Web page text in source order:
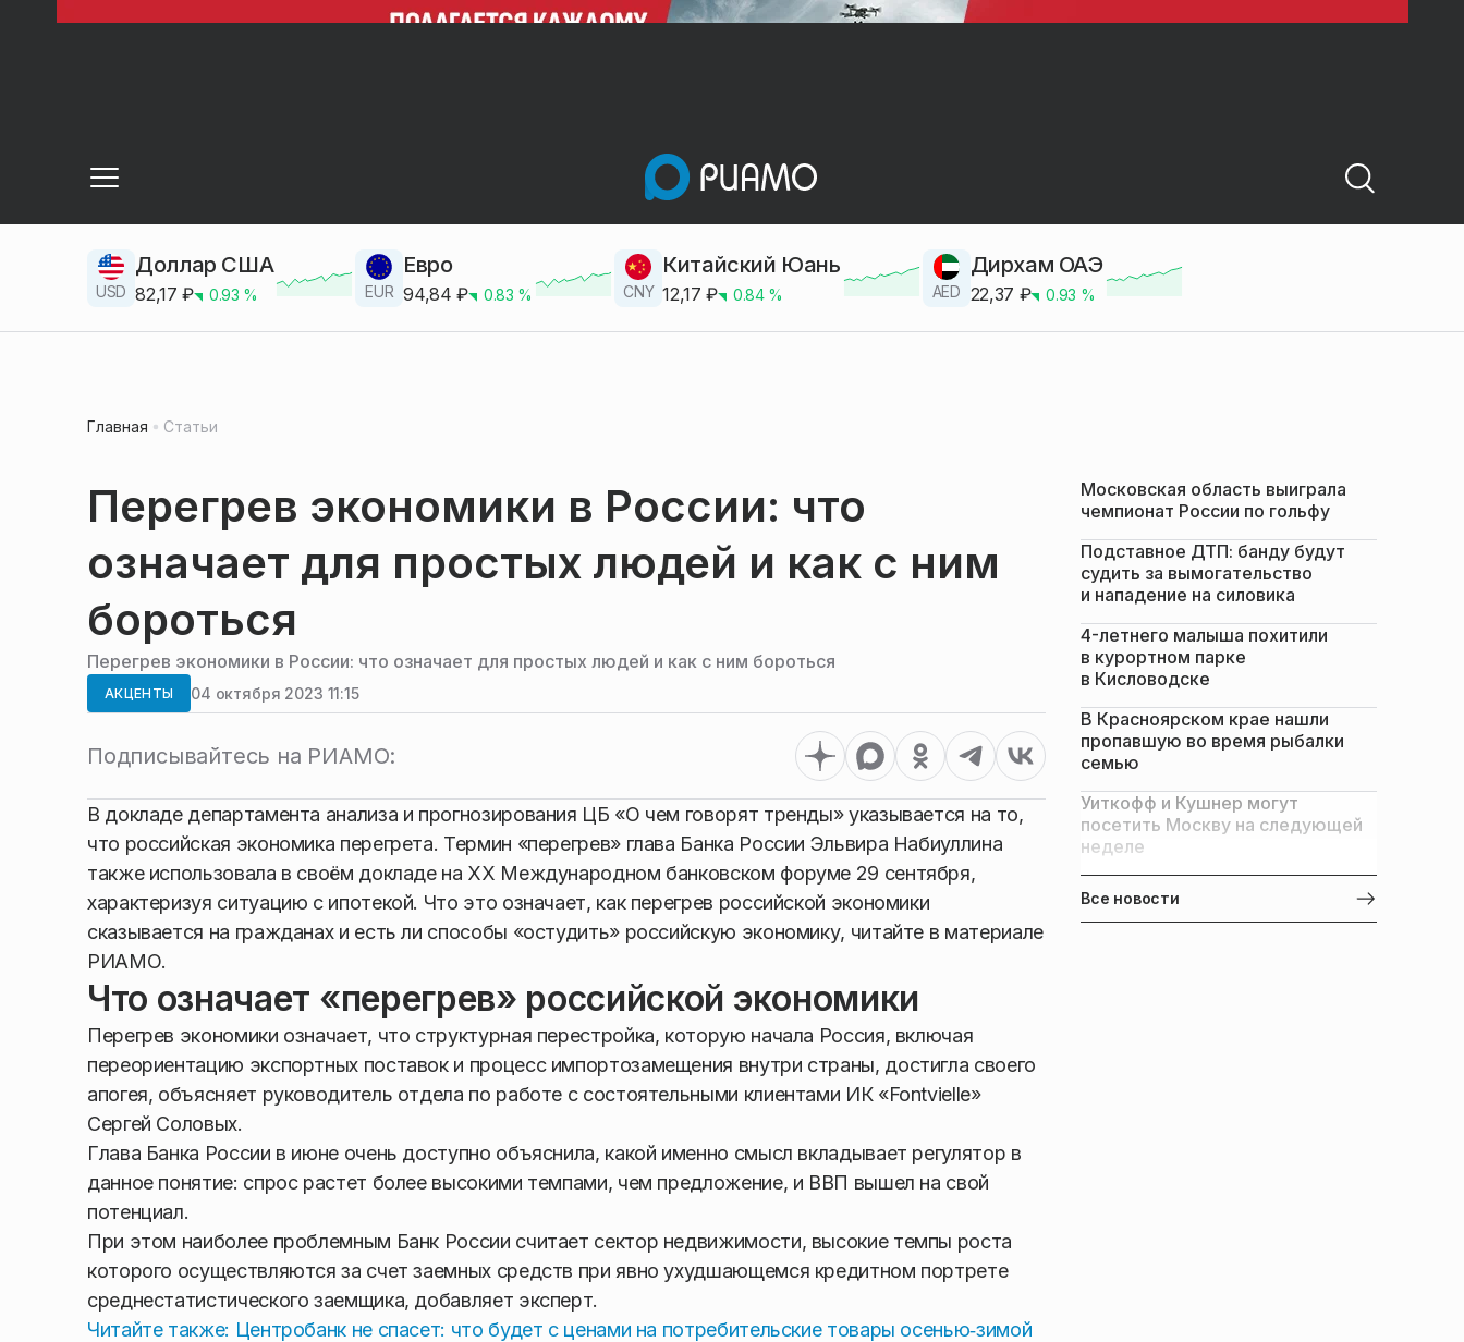
USD
Доллар США
82,17 ₽ 0.93 % EUR
Евро
94,84 ₽ 0.83 % CNY
Китайский Юань
12,17 ₽ 0.84% AED
Дирхам ОАЭ
22,37 ₽ 0.93 %
Главная Статьи
Перегрев экономики в России: что
означает для простых людей и как с ним
бороться
Перегрев экономики в России: что означает для простых людей и как с ним бороться
АКЦЕНТЫ 04 октября 2023 11:15
Подписывайтесь на РИАМО:
В докладе департамента анализа и прогнозирования ЦБ «О чем говорят тренды» указывается на то,
что российская экономика перегрета. Термин «перегрев» глава Банка России Эльвира Набиуллина
также использовала в своём докладе на XX Международном банковском форуме 29 сентября,
характеризуя ситуацию с ипотекой. Что это означает, как перегрев российской экономики
сказывается на гражданах и есть ли способы «остудить» российскую экономику, читайте в материале
РИАМО.
Что означает «перегрев» российской экономики
Перегрев экономики означает, что структурная перестройка, которую начала Россия, включая
переориентацию экспортных поставок и процесс импортозамещения внутри страны, достигла своего
апогея, объясняет руководитель отдела по работе с состоятельными клиентами ИК «Fontvielle»
Сергей Соловых.
Глава Банка России в июне очень доступно объяснила, какой именно смысл вкладывает регулятор в
данное понятие: спрос растет более высокими темпами, чем предложение, и ВВП вышел на свой
потенциал.
При этом наиболее проблемным Банк России считает сектор недвижимости, высокие темпы роста
которого осуществляются за счет заемных средств при явно ухудшающемся кредитном портрете
среднестатистического заемщика, добавляет эксперт.
Читайте также: Центробанк не спасет: что будет с ценами на потребительские товары осенью‑зимой
Московская область выиграла
чемпионат России по гольфу
Подставное ДТП: банду будут
судить за вымогательство
и нападение на силовика
4-летнего малыша похитили
в курортном парке
в Кисловодске
В Красноярском крае нашли
пропавшую во время рыбалки
семью
Уиткофф и Кушнер могут
посетить Москву на следующей
неделе
Все новости